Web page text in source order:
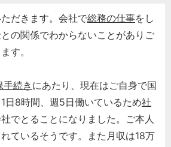
だきます。会社で総務の仕事をし
の関係でわからないことがありご
す。
手続きにあたり、現在はご自身で国
日8時間、週5日働いているため社
でとることになりました。ご本人
ているそうです。また月収は18万